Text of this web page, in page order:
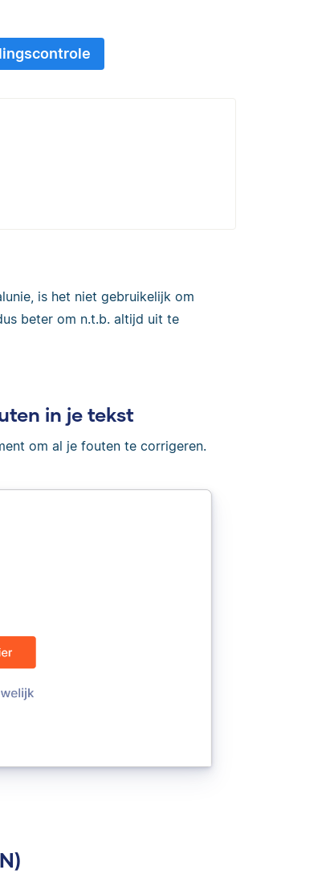
is het niet gebruikelijk om
beter om n.t.b. altijd uit te
in je tekst
om al je fouten te corrigeren.